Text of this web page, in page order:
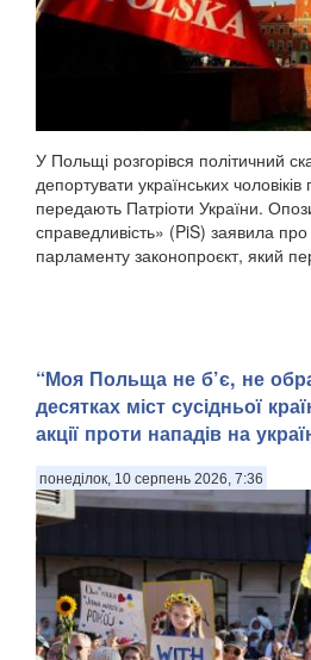
У Польщі розгорівся політичний
депортувати українських чоловіків
передають Патріоти України.
справедливість» (PiS) заявила
парламенту законопроєкт, який
“Моя Польща не б’є, не
десятках міст сусідньої
акції проти нападів на
понеділок, 10 серпень 2026, 7:36